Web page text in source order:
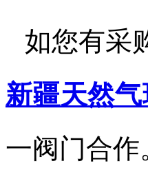
如您有采
新疆天然气
一阀门合